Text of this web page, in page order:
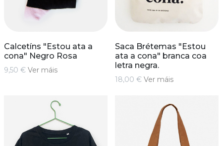
Calcetíns "Estou ata a
cona" Negro Rosa
9,50 € Ver máis
Saca Brétemas "Estou
ata a cona" branca coa
letra negra.
18,00 € Ver máis